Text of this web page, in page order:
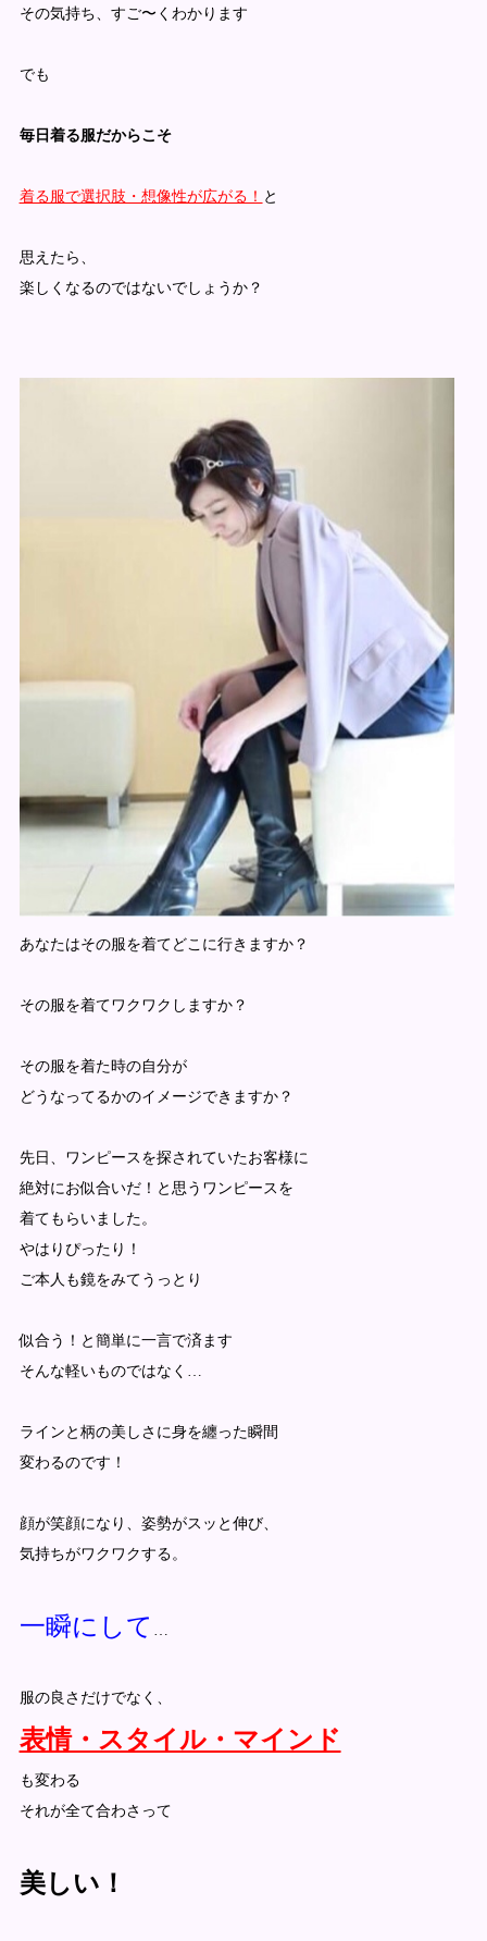
その気持ち、すご〜くわかります
でも
毎日着る服だからこそ
着る服で選択肢・想像性が広がる！ と
思えたら、
楽しくなるのではないでしょうか？
あなたはその服を着て どこに行きますか？
その服を着てワクワクしますか？
その服を着た時の自分が
どうなってるかのイメージできますか？
先日、ワンピースを探されていたお客様に
絶対にお似合いだ！と思うワンピースを
着てもらいました。
やはりぴったり！
ご本人も鏡をみてうっとり
似合う！と簡単に一言で済ます
そんな軽いものではなく…
ラインと柄の美しさに身を纏った瞬間
変わるのです！
顔が笑顔になり、姿勢がスッと伸び、
気持ちがワクワクする。
一瞬にして …
服の良さだけでなく、
表情・スタイル・マインド
も変わる
それが全て合わさって
美しい！